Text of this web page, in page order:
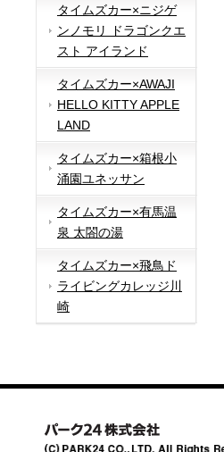
タイムズカー×ニジゲ
ンノモリ ドラゴンクエ
スト アイランド
タイムズカー×AWAJI
HELLO KITTY APPLE
LAND
タイムズカー×箱根小
涌園ユネッサン
タイムズカー×有馬温
泉 太閤の湯
タイムズカー×飛鳥ド
ライビングカレッジ川
崎